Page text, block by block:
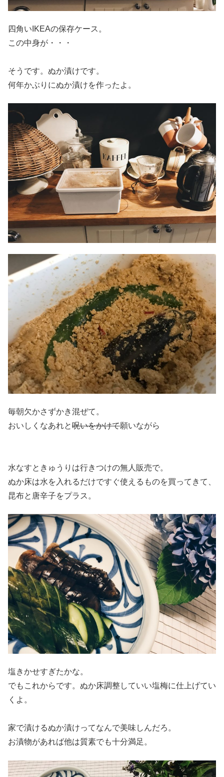
四角いIKEAの保存ケース。
この中身が・・・
そうです。ぬか漬けです。
何年かぶりにぬか漬けを作ったよ。
毎朝欠かさずかき混ぜて。
おいしくなあれと呪いをかけて願いながら
水なすときゅうりは行きつけの無人販売で。
ぬか床は水を入れるだけですぐ使えるものを買ってきて、
昆布と唐辛子をプラス。
塩きかせすぎたかな。
でもこれからです。ぬか床調整していい塩梅に仕上げてい
くよ。
家で漬けるぬか漬けってなんで美味しんだろ。
お漬物があれば他は質素でも十分満足。